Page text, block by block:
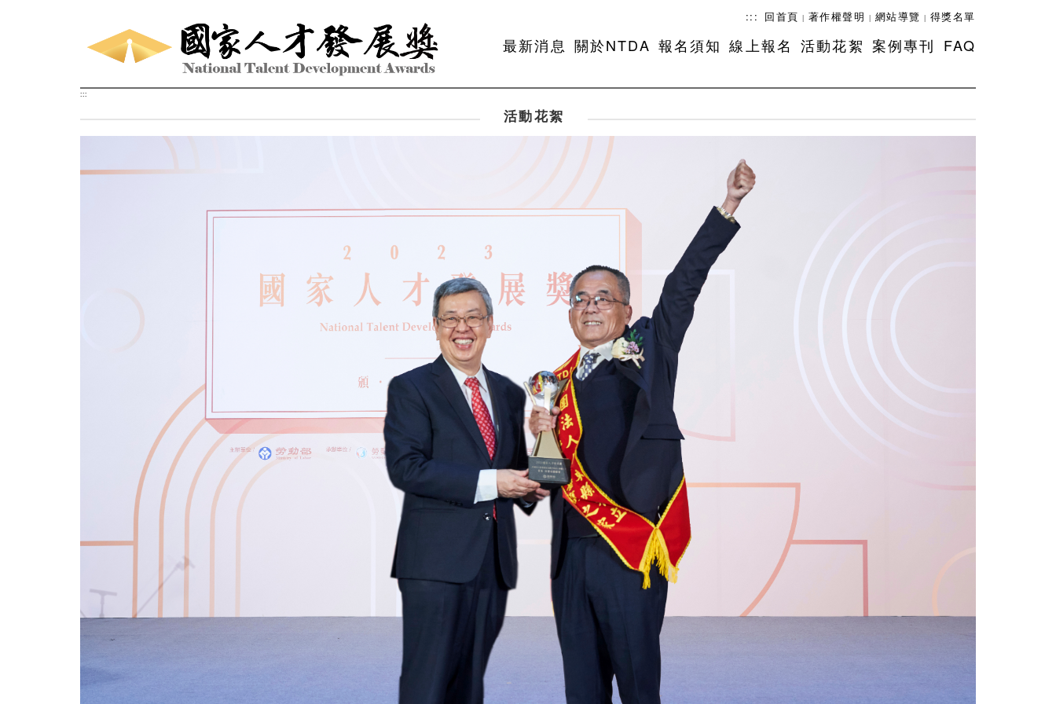
::: 回首頁 | 著作權聲明 | 網站導覽 | 得獎名單
最新消息 關於NTDA 報名須知 線上報名 活動花絮 案例專刊 FAQ
:::
活動花絮